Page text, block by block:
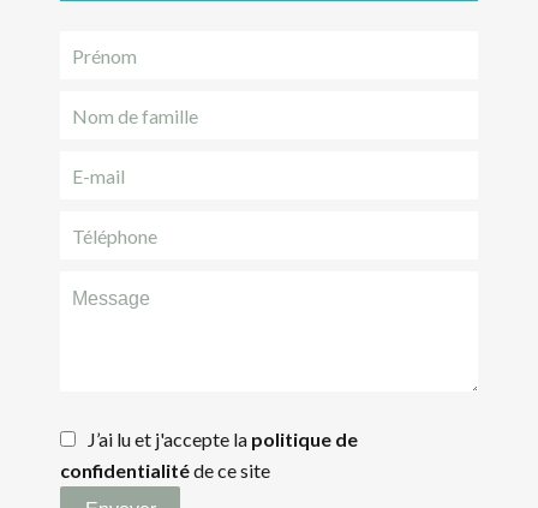
J’ai lu et j'accepte la politique de
confidentialitéde ce site